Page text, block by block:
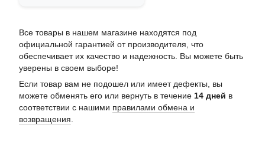
Все товары в нашем магазине находятся под
официальной гарантией от производителя, что
обеспечивает их качество и надежность. Вы можете быть
уверены в своем выборе!
Если товар вам не подошел или имеет дефекты, вы
можете обменять его или вернуть в течение 14 дней в
соответствии с нашими правилами обмена и
возвращения